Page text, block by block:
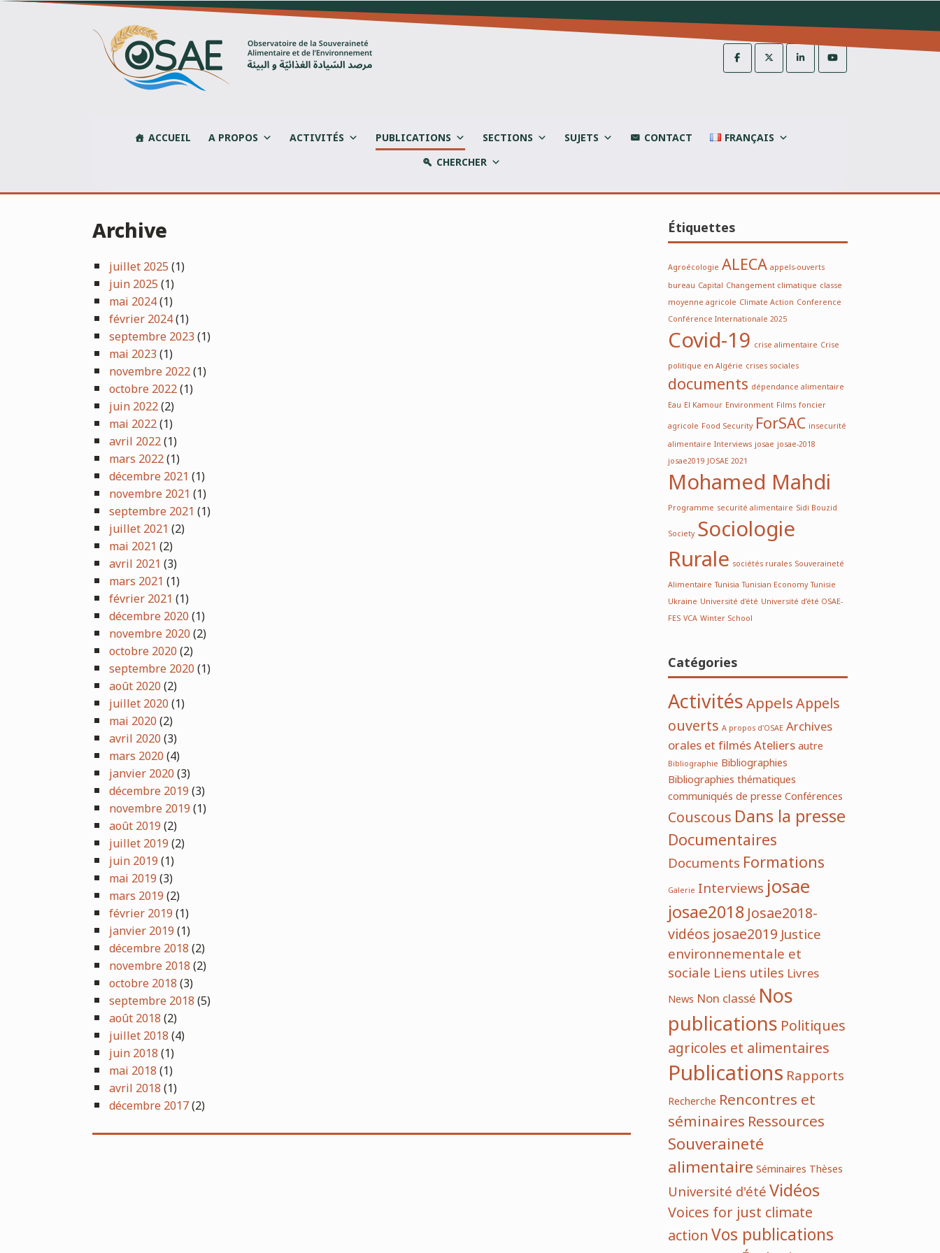
Skip
ACCUEIL A PROPOS ACTIVITÉS PUBLICATIONS SECTIONS SUJETS CONTACT
FRANÇAIS
CHERCHER
Archive
juillet 2025(1)
juin 2025(1)
mai 2024(1)
février 2024(1)
septembre 2023(1)
mai 2023(1)
novembre 2022(1)
octobre 2022(1)
juin 2022(2)
mai 2022(1)
avril 2022(1)
mars 2022(1)
décembre 2021(1)
novembre 2021(1)
septembre 2021(1)
juillet 2021(2)
mai 2021(2)
avril 2021(3)
mars 2021(1)
février 2021(1)
décembre 2020(1)
novembre 2020(2)
octobre 2020(2)
septembre 2020(1)
août 2020(2)
juillet 2020(1)
mai 2020(2)
avril 2020(3)
mars 2020(4)
janvier 2020(3)
décembre 2019(3)
novembre 2019(1)
août 2019(2)
juillet 2019(2)
juin 2019(1)
mai 2019(3)
mars 2019(2)
février 2019(1)
janvier 2019(1)
décembre 2018(2)
novembre 2018(2)
octobre 2018(3)
septembre 2018(5)
août 2018(2)
juillet 2018(4)
juin 2018(1)
mai 2018(1)
avril 2018(1)
décembre 2017(2)
Étiquettes
Agroécologie ALECAappels-ouverts
bureau Capital Changement climatique classe
moyenne agricole Climate Action Conference
Conférence Internationale 2025
Covid-19 crise alimentaire Crise
politique en Algérie crises sociales
documents dépendance alimentaire
Eau El Kamour Environment Filmsfoncier
agricole Food Security ForSAC insecurité
alimentaire Interviewsjosae josae-2018
josae2019JOSAE 2021
Mohamed Mahdi
Programme securité alimentaire Sidi Bouzid
Society Sociologie
Rurale sociétés rurales Souveraineté
Alimentaire Tunisia Tunisian EconomyTunisie
Ukraine Université d'été Université d’été OSAE-
FESVCAWinter School
Catégories
ActivitésAppelsAppels
ouverts A propos d'OSAEArchives
orales et filmésAteliersautre
Bibliographie Bibliographies
Bibliographies thématiques
communiqués de presseConférences
CouscousDans la presse
Documentaires
DocumentsFormations
Galerie Interviewsjosae
josae2018Josae2018-
vidéosjosae2019Justice
environnementale et
socialeLiens utiles Livres
News Non classé Nos
publicationsPolitiques
agricoles et alimentaires
PublicationsRapports
Recherche Rencontres et
séminairesRessources
Souveraineté
alimentaireSéminairesThèses
Université d'étéVidéos
Voices for just climate
actionVos publications